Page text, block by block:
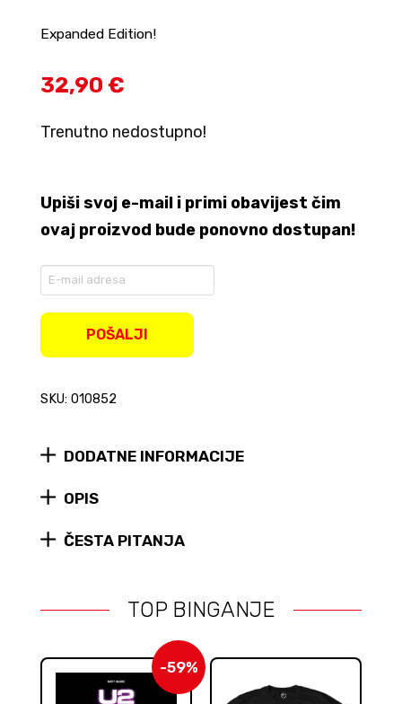
Expanded Edition!
32,90 €
Trenutno nedostupno!
Upiši svoj e-mail i primi obavijest čim
ovaj proizvod bude ponovno dostupan!
waitlist
product
POŠALJI
SKU: 010852
DODATNE INFORMACIJE
OPIS
ČESTA PITANJA
TOP BINGANJE
-59%